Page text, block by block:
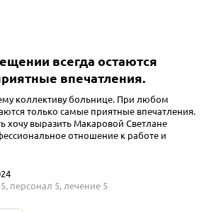
всегда остаются
впечатления.
коллективу больнице. При любом
только самые приятные впечатления.
хочу выразить Макаровой Светлане
5, персонал 5, лечение 5